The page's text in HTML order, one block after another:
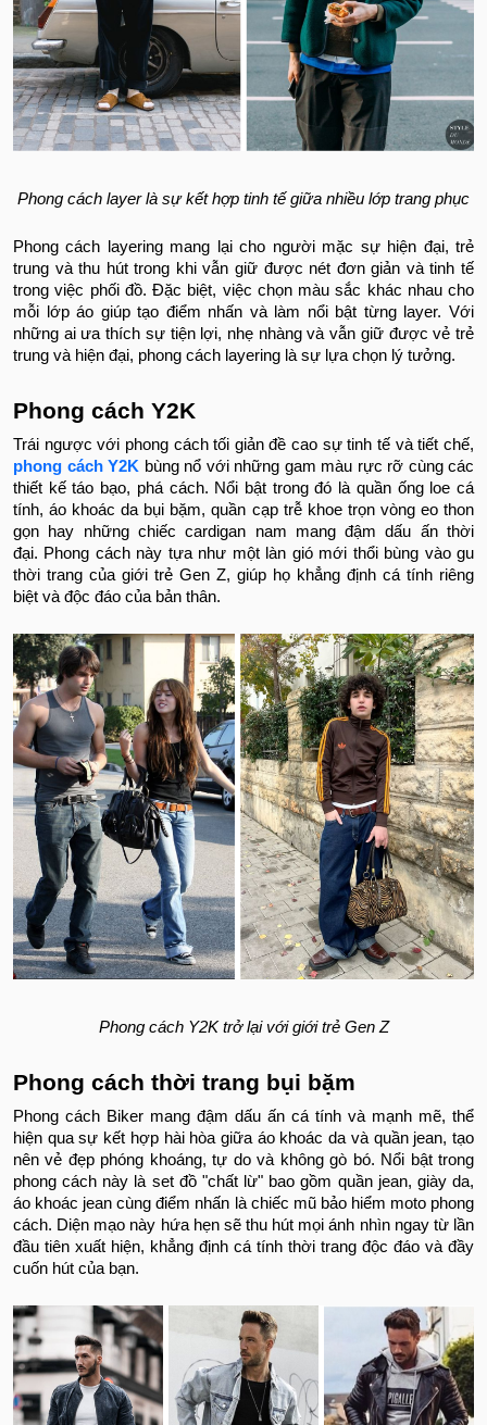
Phong cách layer là sự kết hợp tinh tế giữa nhiều lớp trang phục
Phong cách layering mang lại cho người mặc sự hiện đại, trẻ
trung và thu hút trong khi vẫn giữ được nét đơn giản và tinh tế
trong việc phối đồ. Đặc biệt, việc chọn màu sắc khác nhau cho
mỗi lớp áo giúp tạo điểm nhấn và làm nổi bật từng layer. Với
những ai ưa thích sự tiện lợi, nhẹ nhàng và vẫn giữ được vẻ trẻ
trung và hiện đại, phong cách layering là sự lựa chọn lý tưởng.
Phong cách Y2K
Trái ngược với phong cách tối giản đề cao sự tinh tế và tiết chế,
phong cách Y2K bùng nổ với những gam màu rực rỡ cùng các
thiết kế táo bạo, phá cách. Nổi bật trong đó là quần ống loe cá
tính, áo khoác da bụi bặm, quần cạp trễ khoe trọn vòng eo thon
gọn hay những chiếc cardigan nam mang đậm dấu ấn thời
đại. Phong cách này tựa như một làn gió mới thổi bùng vào gu
thời trang của giới trẻ Gen Z, giúp họ khẳng định cá tính riêng
biệt và độc đáo của bản thân.
Phong cách Y2K trở lại với giới trẻ Gen Z
Phong cách thời trang bụi bặm
Phong cách Biker mang đậm dấu ấn cá tính và mạnh mẽ, thể
hiện qua sự kết hợp hài hòa giữa áo khoác da và quần jean, tạo
nên vẻ đẹp phóng khoáng, tự do và không gò bó. Nổi bật trong
phong cách này là set đồ "chất lừ" bao gồm quần jean, giày da,
áo khoác jean cùng điểm nhấn là chiếc mũ bảo hiểm moto phong
cách. Diện mạo này hứa hẹn sẽ thu hút mọi ánh nhìn ngay từ lần
đầu tiên xuất hiện, khẳng định cá tính thời trang độc đáo và đầy
cuốn hút của bạn.